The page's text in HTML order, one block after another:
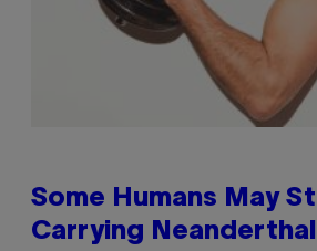
Some Humans May
Carrying